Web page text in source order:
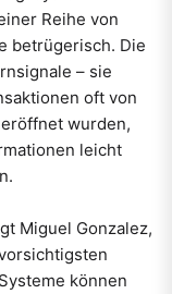
Reihe von
betrügerisch. Die
– sie
oft von
wurden,
leicht
Miguel Gonzalez,
können